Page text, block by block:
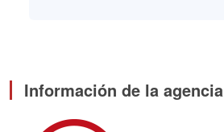
Información de la agencia